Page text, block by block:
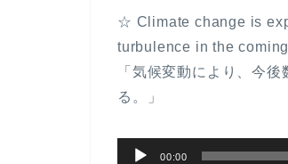
レ
ー
ー
☆ Climate change is
turbulence in the
「気候変動により、今
る。」
00:00